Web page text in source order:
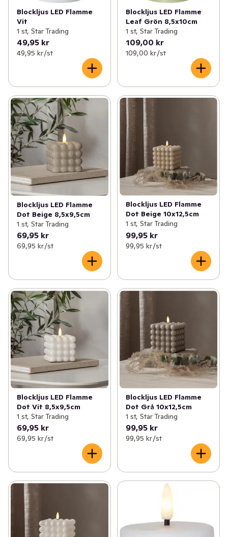
Blockljus LED Flamme
Vit
1 st, Star Trading
49,95 kr
49,95 kr /st
Blockljus LED Flamme
Leaf Grön 8,5x10cm
1 st, Star Trading
109,00 kr
109,00 kr /st
Blockljus LED Flamme
Dot Beige 8,5x9,5cm
1 st, Star Trading
69,95 kr
69,95 kr /st
Blockljus LED Flamme
Dot Beige 10x12,5cm
1 st, Star Trading
99,95 kr
99,95 kr /st
Blockljus LED Flamme
Dot Vit 8,5x9,5cm
1 st, Star Trading
69,95 kr
69,95 kr /st
Blockljus LED Flamme
Dot Grå 10x12,5cm
1 st, Star Trading
99,95 kr
99,95 kr /st